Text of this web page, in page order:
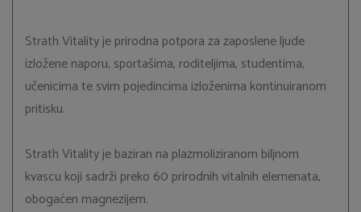
Strath Vitality je prirodna potpora za zaposlene ljude
izložene naporu, sportašima, roditeljima, studentima,
učenicima te svim pojedincima izloženima kontinuiranom
pritisku.
Strath Vitality je baziran na plazmoliziranom biljnom
kvascu koji sadrži preko 60 prirodnih vitalnih elemenata,
obogaćen magnezijem.